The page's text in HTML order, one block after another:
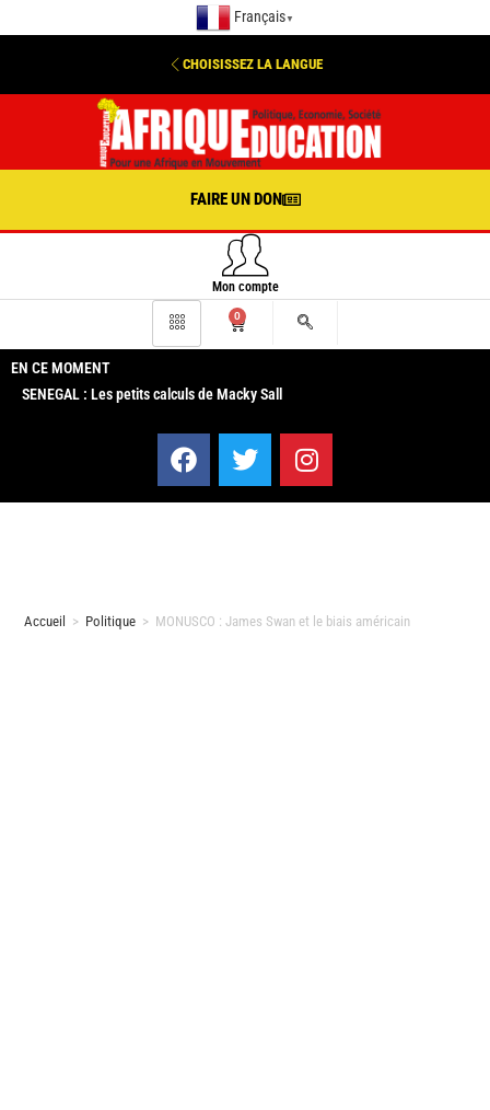
Français ▼
CHOISISSEZ LA LANGUE
FAIRE UN DON
Mon compte
0
EN CE MOMENT
SENEGAL : Les petits calculs de Macky Sall
Accueil > Politique > MONUSCO : James Swan et le biais américain